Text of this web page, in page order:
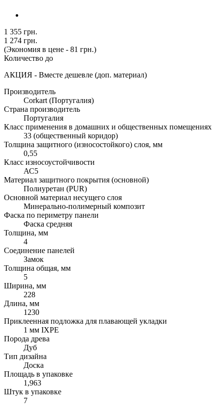
1 355 грн.
1 274 грн.
(Экономия в цене - 81 грн.)
Количество до
АКЦИЯ - Вместе дешевле (доп. материал)
Производитель
Corkart (Португалия)
Страна производитель
Португалия
Класс применения в домашних и общественных помещениях
33 (общественный коридор)
Толщина защитного (износостойкого) слоя, мм
0,55
Класс износоустойчивости
АС5
Материал защитного покрытия (основной)
Полиуретан (PUR)
Основной материал несущего слоя
Минерально-полимерный композит
Фаска по периметру панели
Фаска средняя
Толщина, мм
4
Соединение панелей
Замок
Толщина общая, мм
5
Ширина, мм
228
Длина, мм
1230
Приклеенная подложка для плавающей укладки
1 мм IXPE
Порода древа
Дуб
Тип дизайна
Доска
Площадь в упаковке
1,963
Штук в упаковке
7